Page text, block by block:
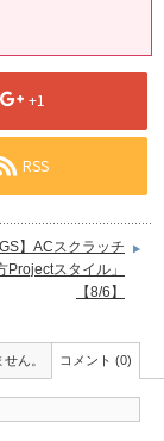
+1
RSS
】ACスクラッチ
Projectスタイル」
【8/6】
ん。 コメント (0)